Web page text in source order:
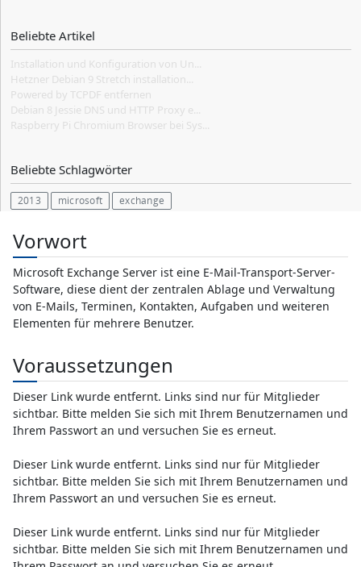
Beliebte Artikel
Installation und Konfiguration von Un...
Hetzner Debian 9 Stretch installation...
Powered by TCPDF entfernen
Debian 8 Jessie DNS und HTTP Proxy e...
Raspberry Pi Chromium Browser bei Sys...
Beliebte Schlagwörter
2013 microsoft exchange
Vorwort
Microsoft Exchange Server ist eine E-Mail-Transport-Server-
Software, diese dient der zentralen Ablage und Verwaltung
von E-Mails, Terminen, Kontakten, Aufgaben und weiteren
Elementen für mehrere Benutzer.
Voraussetzungen
Dieser Link wurde entfernt. Links sind nur für Mitglieder
sichtbar. Bitte melden Sie sich mit Ihrem Benutzernamen und
Ihrem Passwort an und versuchen Sie es erneut.
Dieser Link wurde entfernt. Links sind nur für Mitglieder
sichtbar. Bitte melden Sie sich mit Ihrem Benutzernamen und
Ihrem Passwort an und versuchen Sie es erneut.
Dieser Link wurde entfernt. Links sind nur für Mitglieder
sichtbar. Bitte melden Sie sich mit Ihrem Benutzernamen und